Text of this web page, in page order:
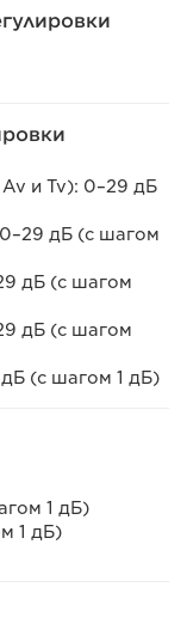
и Tv): 0–29 дБ
дБ (с шагом
дБ (с шагом
дБ (с шагом
(с шагом 1 дБ)
1 дБ)
1 дБ)